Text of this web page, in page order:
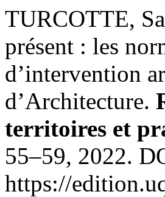
TURCOTTE,
présent : les
d’intervention
d’Architecture.
territoires et
55–59, 2022.
https://